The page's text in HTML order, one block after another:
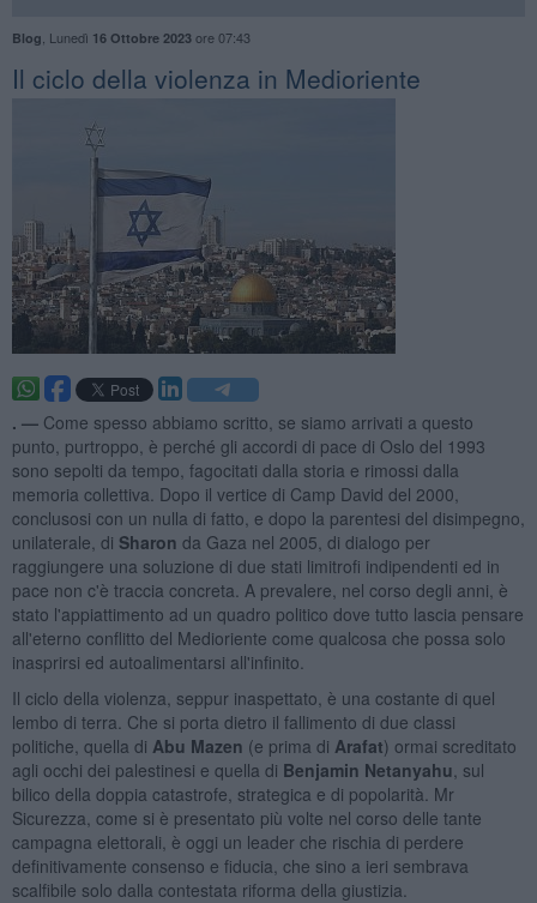
Blog Lunedì 16 Ottobre 2023ore 07:43
Il ciclo della violenza in Medioriente
. — Come spesso abbiamo scritto, se siamo arrivati a questo
punto, purtroppo, è perché gli accordi di pace di Oslo del 1993
sono sepolti da tempo, fagocitati dalla storia e rimossi dalla
memoria collettiva. Dopo il vertice di Camp David del 2000,
conclusosi con un nulla di fatto, e dopo la parentesi del disimpegno,
unilaterale, di Sharon da Gaza nel 2005, di dialogo per
raggiungere una soluzione di due stati limitrofi indipendenti ed in
pace non c'è traccia concreta. A prevalere, nel corso degli anni, è
stato l'appiattimento ad un quadro politico dove tutto lascia pensare
all'eterno conflitto del Medioriente come qualcosa che possa solo
inasprirsi ed autoalimentarsi all'infinito.
Il ciclo della violenza, seppur inaspettato, è una costante di quel
lembo di terra. Che si porta dietro il fallimento di due classi
politiche, quella di Abu Mazen (e prima di Arafat) ormai screditato
agli occhi dei palestinesi e quella di Benjamin Netanyahu , sul
bilico della doppia catastrofe, strategica e di popolarità. Mr
Sicurezza, come si è presentato più volte nel corso delle tante
campagna elettorali, è oggi un leader che rischia di perdere
definitivamente consenso e fiducia, che sino a ieri sembrava
scalfibile solo dalla contestata riforma della giustizia.